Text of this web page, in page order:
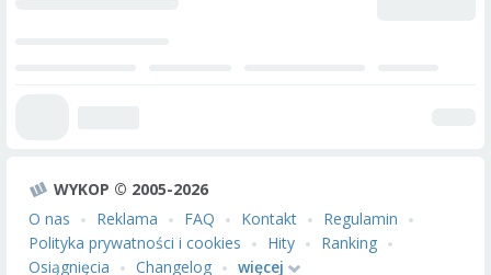
WYKOP © 2005-2026
O nas
Reklama FAQ Kontakt
Regulamin
Polityka prywatności i cookies
Hity
Ranking
Osiągnięcia
Changelog więcej